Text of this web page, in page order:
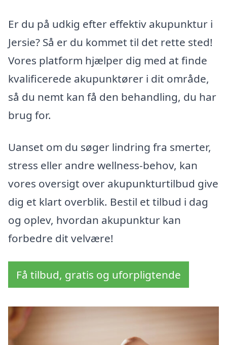
Er du på udkig efter effektiv akupunktur i
Jersie? Så er du kommet til det rette sted!
Vores platform hjælper dig med at finde
kvalificerede akupunktører i dit område,
så du nemt kan få den behandling, du har
brug for.
Uanset om du søger lindring fra smerter,
stress eller andre wellness-behov, kan
vores oversigt over akupunkturtilbud give
dig et klart overblik. Bestil et tilbud i dag
og oplev, hvordan akupunktur kan
forbedre dit velvære!
Få tilbud, gratis og uforpligtende